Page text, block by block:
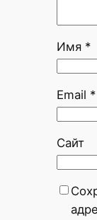
Имя *
Email *
Сайт